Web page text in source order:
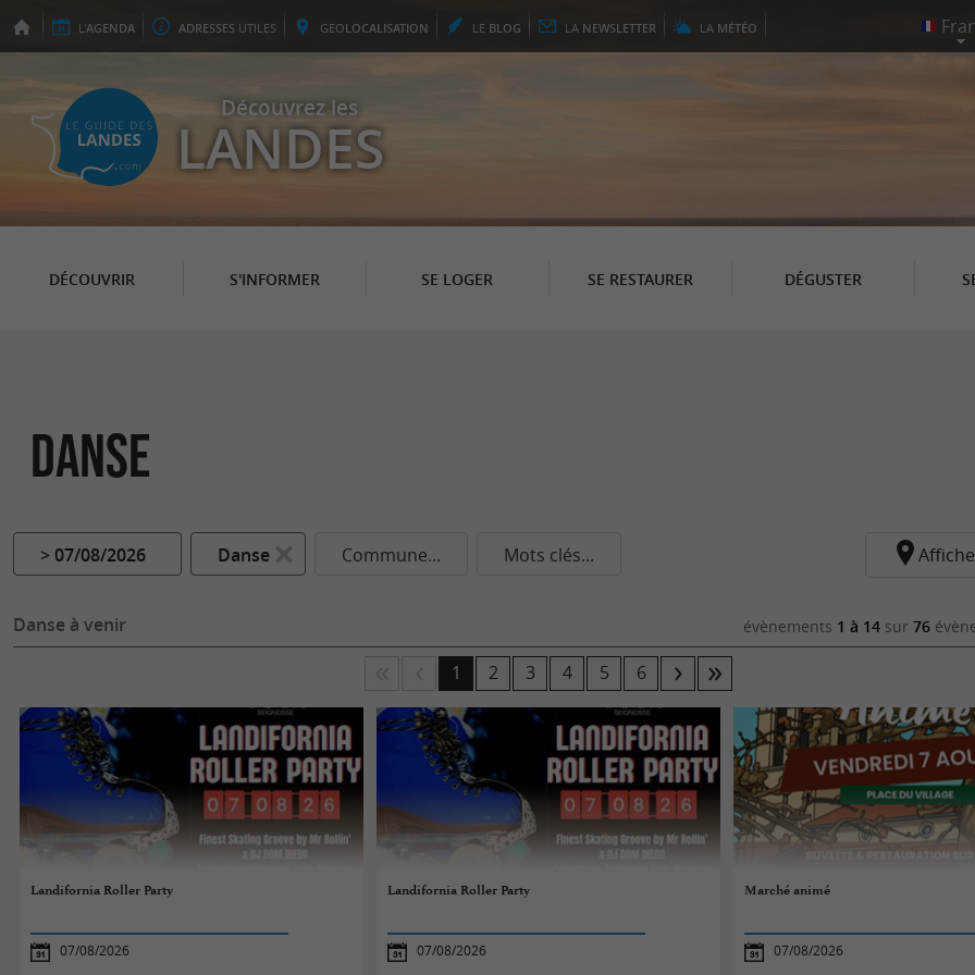
L'AGENDA ADRESSES UTILES GEOLOCALISATION LE BLOG LA NEWSLETTER LA MÉTÉO
Découvrez les
LANDES
DÉCOUVRIR S'INFORMER SE LOGER SE RESTAURER DÉGUSTER
Danse
> 07/08/2026 Danse Commune... Mots clés...
Danse à venir évènements 1 à 14 sur 76
1 2 3 4 5 6
Landifornia Roller Party
07/08/2026
Landifornia Roller Party
07/08/2026
Marché animé
07/08/2026